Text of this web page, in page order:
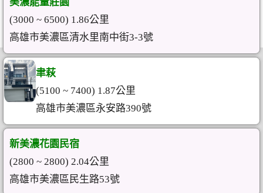
(3000 ~ 6500) 1.86公里
高雄市美濃區清水里南中街3-3號
聿萩
(5100 ~ 7400) 1.87公里
高雄市美濃區永安路390號
新美濃花園民宿
(2800 ~ 2800) 2.04公里
高雄市美濃區民生路53號